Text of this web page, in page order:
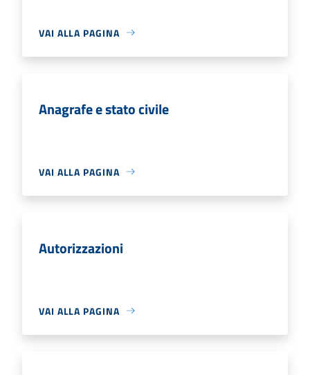
VAI ALLA PAGINA
Anagrafe e stato civile
VAI ALLA PAGINA
Autorizzazioni
VAI ALLA PAGINA